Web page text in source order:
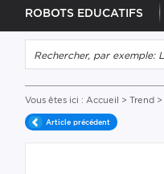
ROBOTS EDUCATIFS
Vous êtes ici : Accueil > Trend >
Article précédent